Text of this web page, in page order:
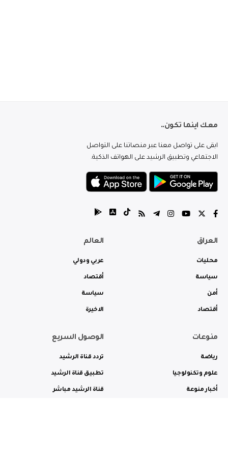
معك اينما تكون..
ابقى على تواصل معنا عبر منصاتنا على التواصل
الاجتماعي وتطبيق الرشيد على الهواتف الذكية.
العراق
محليات
سياسة
أمن
أقتصاد
العالم
عربي ودولي
أقتصاد
سياسة
الاخيرة
منوعات
رياضة
علوم وتكنولوجيا
أخبار منوعة
الوصول السريع
تردد قناة الرشيد
تطبيق قناة الرشيد
قناة الرشيد مباشر